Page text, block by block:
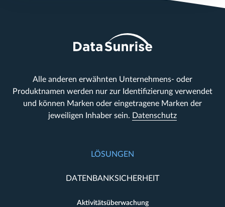
Alle anderen erwähnten Unternehmens- oder
Produktnamen werden nur zur Identifizierung verwendet
und können Marken oder eingetragene Marken der
jeweiligen Inhaber sein. Datenschutz
LÖSUNGEN
DATENBANKSICHERHEIT
Aktivitätsüberwachung